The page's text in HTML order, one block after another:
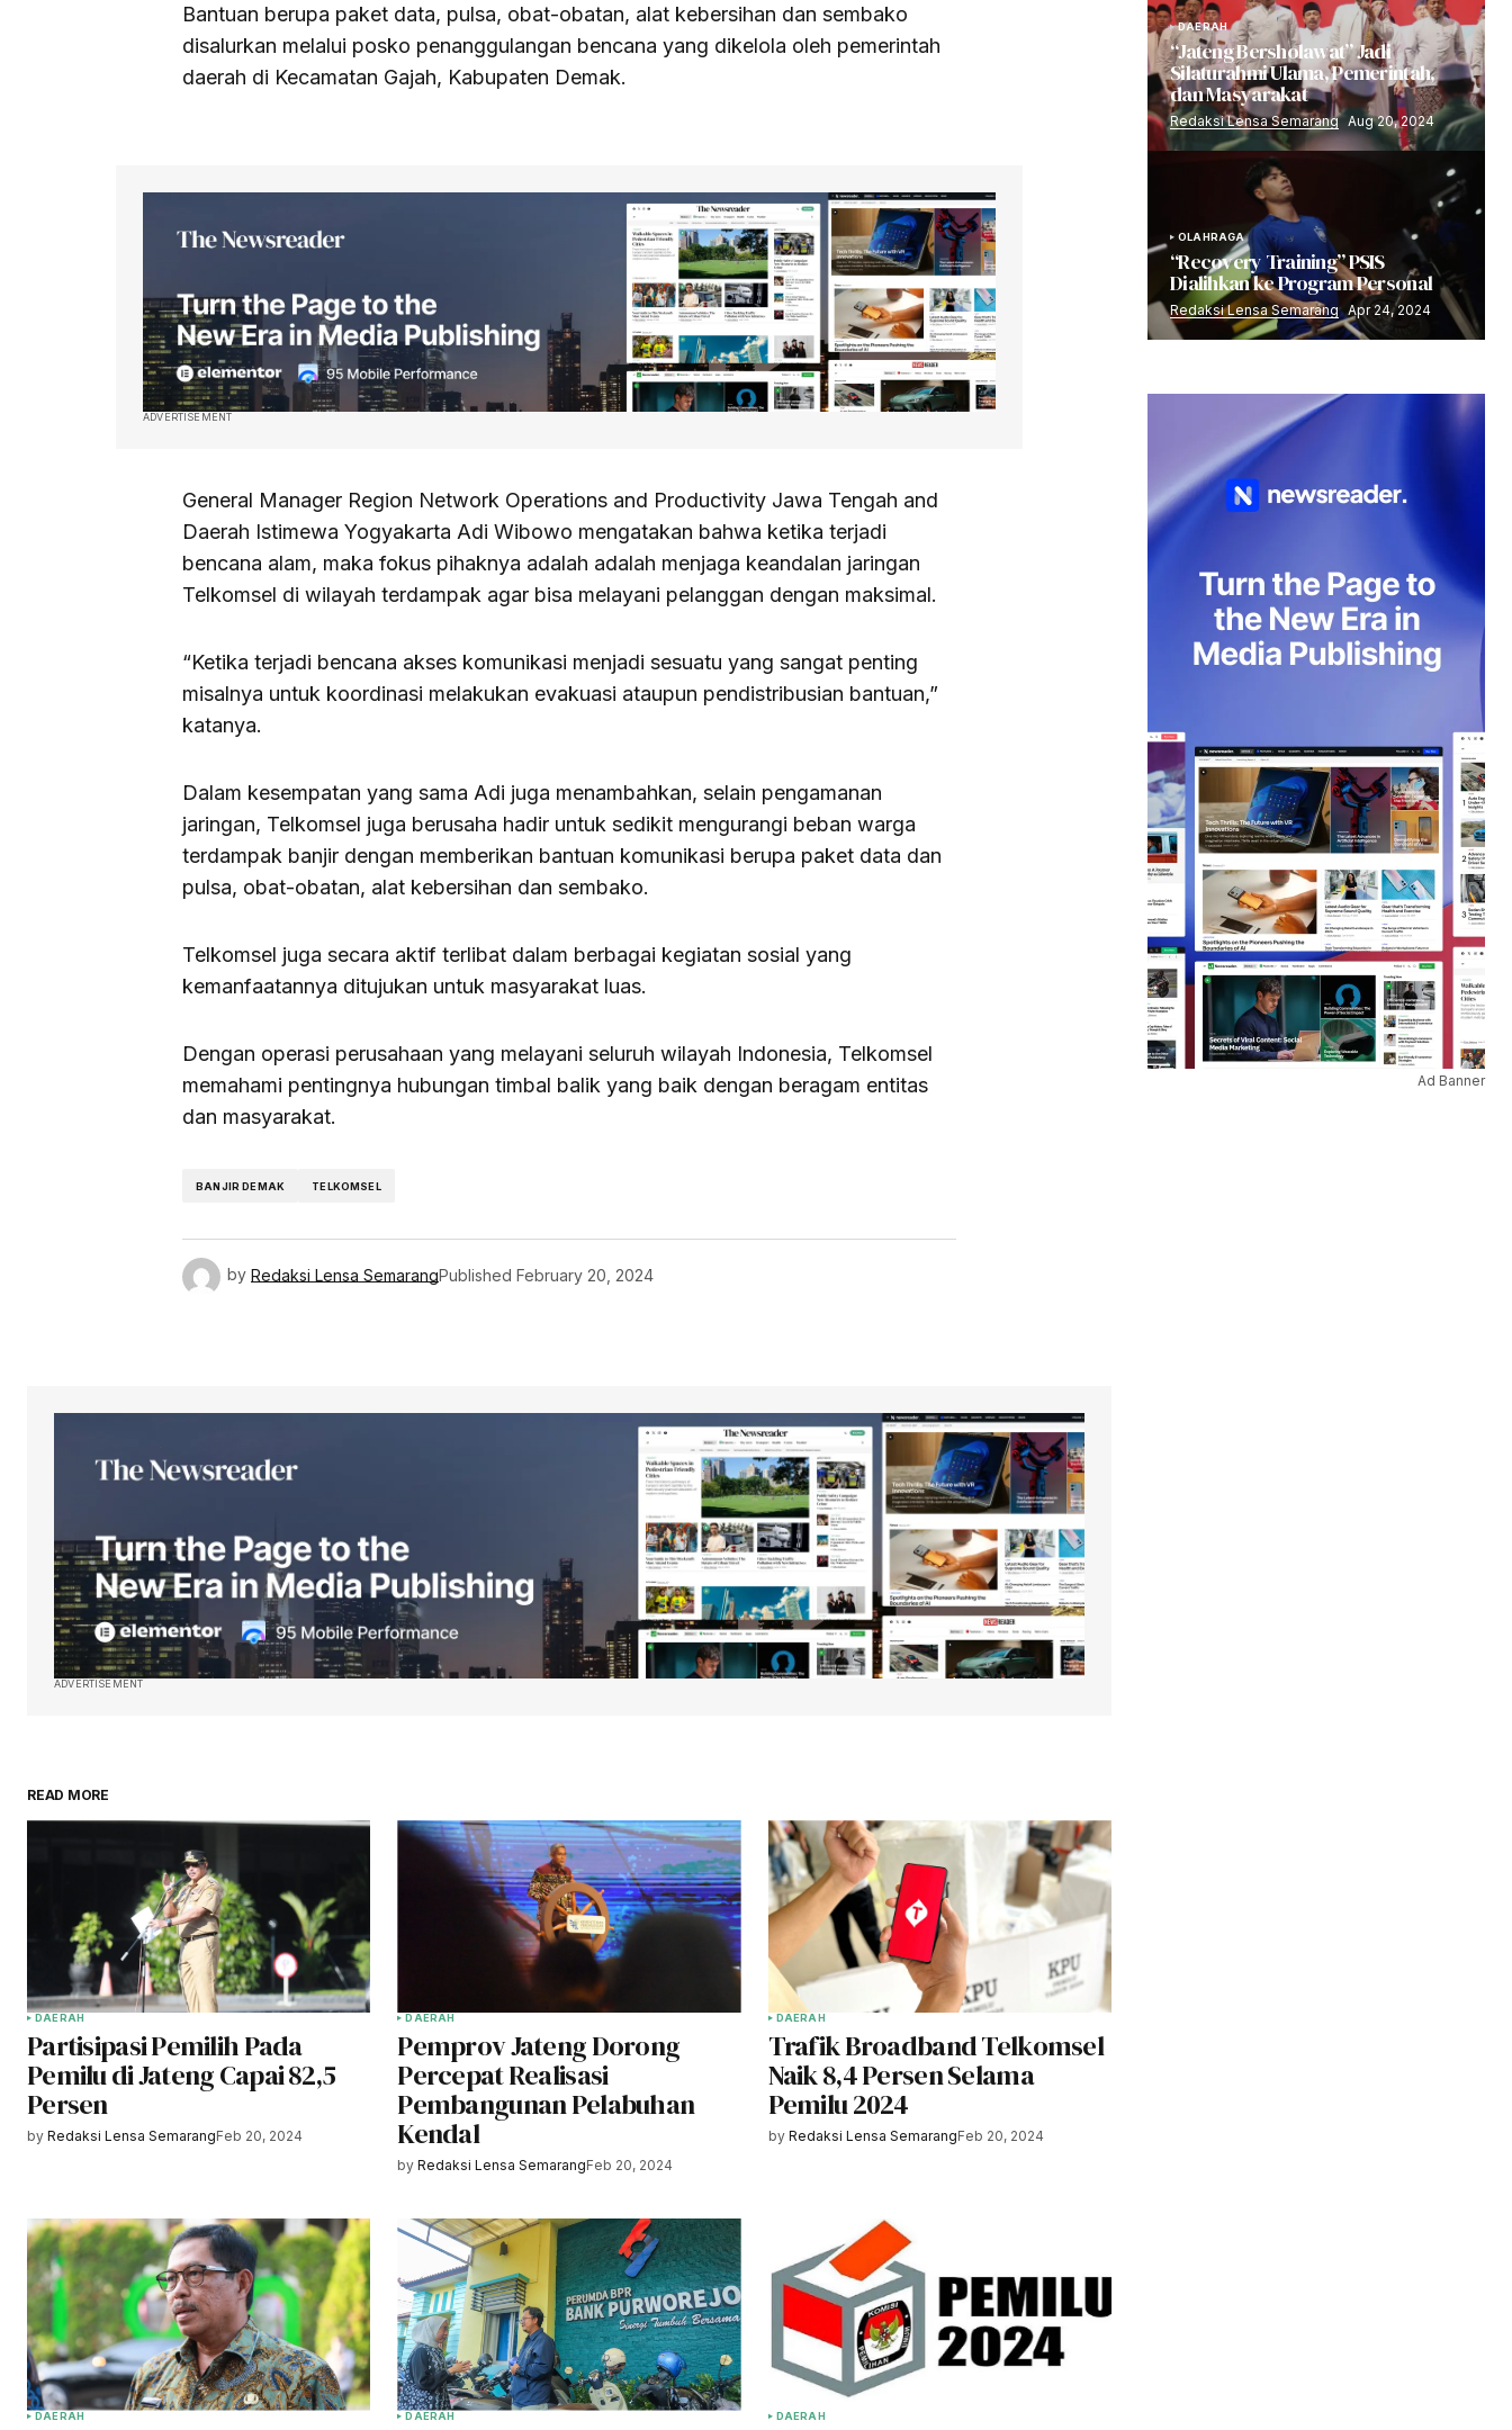
Bantuan berupa paket data, pulsa, obat-obatan, alat kebersihan dan sembako
disalurkan melalui posko penanggulangan bencana yang dikelola oleh pemerintah
daerah di Kecamatan Gajah, Kabupaten Demak.
ADVERTISEMENT
General Manager Region Network Operations and Productivity Jawa Tengah and
Daerah Istimewa Yogyakarta Adi Wibowo mengatakan bahwa ketika terjadi
bencana alam, maka fokus pihaknya adalah adalah menjaga keandalan jaringan
Telkomsel di wilayah terdampak agar bisa melayani pelanggan dengan maksimal.
“Ketika terjadi bencana akses komunikasi menjadi sesuatu yang sangat penting
misalnya untuk koordinasi melakukan evakuasi ataupun pendistribusian bantuan,”
katanya.
Dalam kesempatan yang sama Adi juga menambahkan, selain pengamanan
jaringan, Telkomsel juga berusaha hadir untuk sedikit mengurangi beban warga
terdampak banjir dengan memberikan bantuan komunikasi berupa paket data dan
pulsa, obat-obatan, alat kebersihan dan sembako.
Telkomsel juga secara aktif terlibat dalam berbagai kegiatan sosial yang
kemanfaatannya ditujukan untuk masyarakat luas.
Dengan operasi perusahaan yang melayani seluruh wilayah Indonesia, Telkomsel
memahami pentingnya hubungan timbal balik yang baik dengan beragam entitas
dan masyarakat.
BANJIR DEMAK TELKOMSEL
by Redaksi Lensa SemarangPublished February 20, 2024
ADVERTISEMENT
READ MORE
DAERAH
Partisipasi Pemilih Pada
Pemilu di Jateng Capai 82,5
Persen
by Redaksi Lensa SemarangFeb 20, 2024
DAERAH
Pemprov Jateng Dorong
Percepat Realisasi
Pembangunan Pelabuhan
Kendal
by Redaksi Lensa SemarangFeb 20, 2024
DAERAH
Trafik Broadband Telkomsel
Naik 8,4 Persen Selama
Pemilu 2024
by Redaksi Lensa SemarangFeb 20, 2024
DAERAH DAERAH DAERAH
DAERAH
“Jateng Bersholawat” Jadi
Silaturahmi Ulama, Pemerintah,
dan Masyarakat
Redaksi Lensa Semarang Aug 20, 2024
OLAHRAGA
“Recovery Training” PSIS
Dialihkan ke Program Personal
Redaksi Lensa Semarang Apr 24, 2024
Ad Banner